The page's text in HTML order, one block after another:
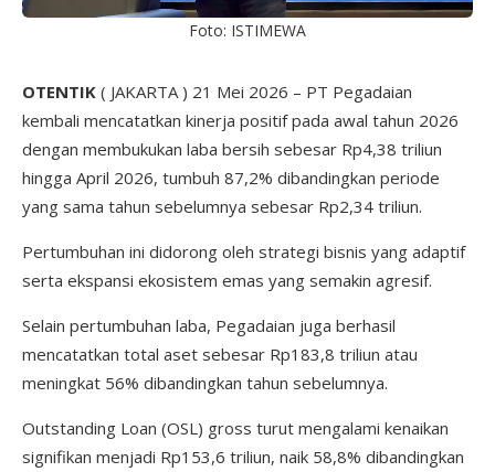
Foto: ISTIMEWA
OTENTIK ( JAKARTA ) 21 Mei 2026 – PT Pegadaian
kembali mencatatkan kinerja positif pada awal tahun 2026
dengan membukukan laba bersih sebesar Rp4,38 triliun
hingga April 2026, tumbuh 87,2% dibandingkan periode
yang sama tahun sebelumnya sebesar Rp2,34 triliun.
Pertumbuhan ini didorong oleh strategi bisnis yang adaptif
serta ekspansi ekosistem emas yang semakin agresif.
Selain pertumbuhan laba, Pegadaian juga berhasil
mencatatkan total aset sebesar Rp183,8 triliun atau
meningkat 56% dibandingkan tahun sebelumnya.
Outstanding Loan (OSL) gross turut mengalami kenaikan
signifikan menjadi Rp153,6 triliun, naik 58,8% dibandingkan